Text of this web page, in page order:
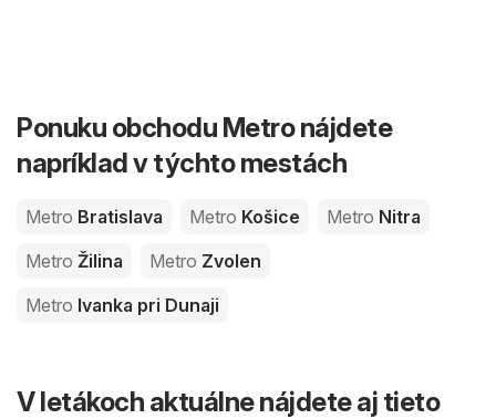
Ponuku obchodu Metro nájdete
napríklad v týchto mestách
Metro Bratislava Metro Košice Metro Nitra
Metro Žilina Metro Zvolen
Metro Ivanka pri Dunaji
V letákoch aktuálne nájdete aj tieto